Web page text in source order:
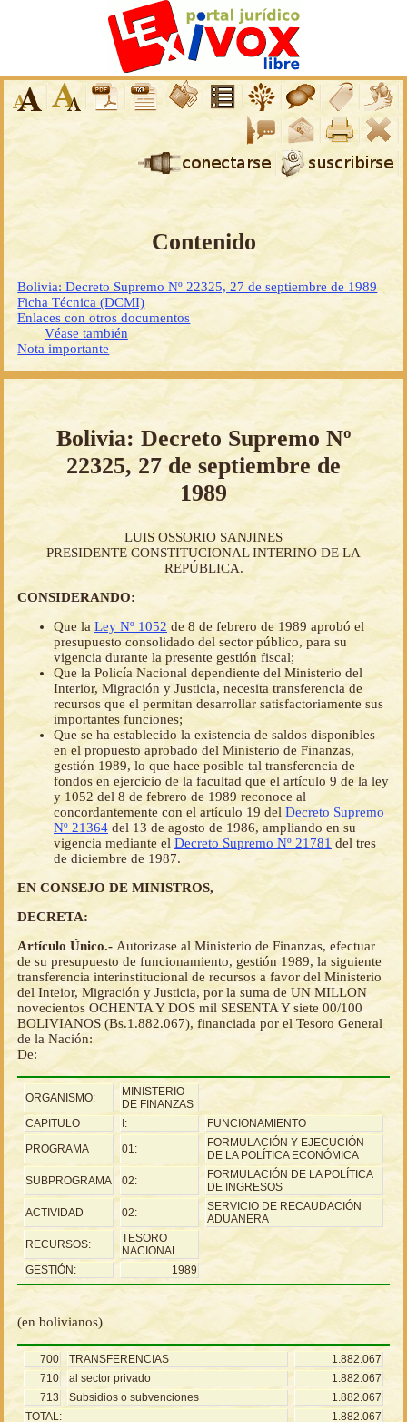
Contenido
Bolivia: Decreto Supremo Nº 22325, 27 de septiembre de 1989
Ficha Técnica (DCMI)
Enlaces con otros documentos
Véase también
Nota importante
Bolivia: Decreto Supremo Nº
22325, 27 de septiembre de
1989
LUIS OSSORIO SANJINES
PRESIDENTE CONSTITUCIONAL INTERINO DE LA
REPÚBLICA.
CONSIDERANDO:
Que la Ley Nº 1052 de 8 de febrero de 1989 aprobó el
presupuesto consolidado del sector público, para su
vigencia durante la presente gestión fiscal;
Que la Policía Nacional dependiente del Ministerio del
Interior, Migración y Justicia, necesita transferencia de
recursos que el permitan desarrollar satisfactoriamente sus
importantes funciones;
Que se ha establecido la existencia de saldos disponibles
en el propuesto aprobado del Ministerio de Finanzas,
gestión 1989, lo que hace posible tal transferencia de
fondos en ejercicio de la facultad que el artículo 9 de la ley
y 1052 del 8 de febrero de 1989 reconoce al
concordantemente con el artículo 19 del Decreto Supremo
Nº 21364 del 13 de agosto de 1986, ampliando en su
vigencia mediante el Decreto Supremo Nº 21781 del tres
de diciembre de 1987.
EN CONSEJO DE MINISTROS,
DECRETA:
Artículo Único.- Autorizase al Ministerio de Finanzas, efectuar
de su presupuesto de funcionamiento, gestión 1989, la siguiente
transferencia interinstitucional de recursos a favor del Ministerio
del Inteior, Migración y Justicia, por la suma de UN MILLON
novecientos OCHENTA Y DOS mil SESENTA Y siete 00/100
BOLIVIANOS (Bs.1.882.067), financiada por el Tesoro General
de la Nación:
De:
ORGANISMO:
MINISTERIO
DE FINANZAS
CAPITULO
I:
FUNCIONAMIENTO
PROGRAMA
01:
FORMULACIÓN Y EJECUCIÓN
DE LA POLÍTICA ECONÓMICA
SUBPROGRAMA
02:
FORMULACIÓN DE LA POLÍTICA
DE INGRESOS
ACTIVIDAD
02:
SERVICIO DE RECAUDACIÓN
ADUANERA
RECURSOS:
TESORO
NACIONAL
GESTIÓN:
1989
(en bolivianos)
700 TRANSFERENCIAS
1.882.067
710
al sector privado
1.882.067
713
Subsidios o subvenciones
1.882.067
TOTAL:
1.882.067